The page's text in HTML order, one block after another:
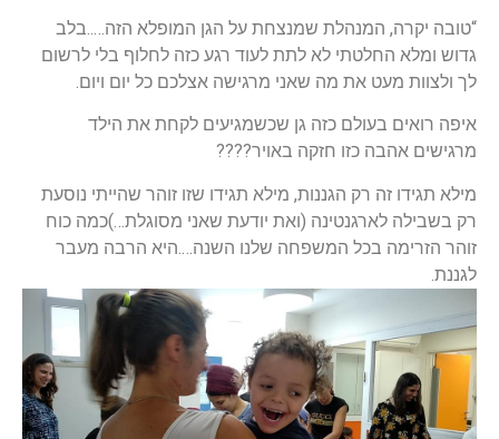
“טובה יקרה, המנהלת שמנצחת על הגן המופלא הזה…..בלב
גדוש ומלא החלטתי לא לתת לעוד רגע כזה לחלוף בלי לרשום
לך ולצוות מעט את מה שאני מרגישה אצלכם כל יום ויום.
איפה רואים בעולם כזה גן שכשמגיעים לקחת את הילד
מרגישים אהבה כזו חזקה באויר????
מילא תגידו זה רק הגננות, מילא תגידו שזו זוהר שהייתי נוסעת
רק בשבילה לארגנטינה (ואת יודעת שאני מסוגלת…)כמה כוח
זוהר הזרימה בכל המשפחה שלנו השנה….היא הרבה מעבר
לגננת.